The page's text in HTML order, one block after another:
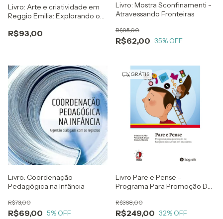
Livro: Arte e criatividade em
Reggio Emilia: Explorando o
ateliê na educação da
R$93,00
Livro: Mostra Sconfinamenti -
Atravessando Fronteiras
R$62,00
R$95,00
35% OFF
Livro: Coordenação
Pedagógica na Infância
R$69,00
R$73,00
5% OFF
GRÁTIS
Livro Pare e Pense -
Programa Para Promoção De
Escolares
R$249,00
R$368,00
32% OFF